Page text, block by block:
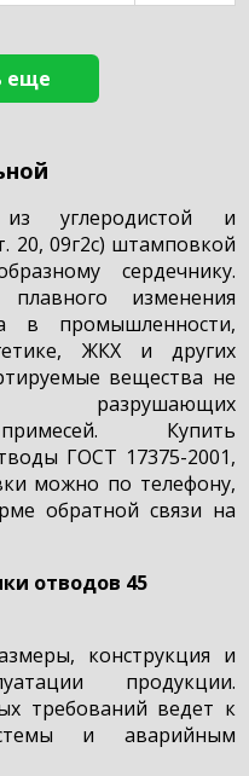
еще
углеродистой и
20, 09г2с) штамповкой
сердечнику.
изменения
в промышленности,
ЖКХ и других
вещества не
разрушающих
Купить
ГОСТ 17375-2001,
можно по телефону,
обратной связи на
отводов 45
конструкция и
продукции.
требований ведет к
и аварийным